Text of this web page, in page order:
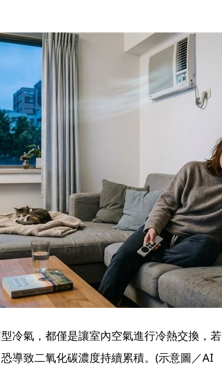
冷氣，都僅是讓室內空氣進行冷熱交換，若
導致二氧化碳濃度持續累積。(示意圖／AI